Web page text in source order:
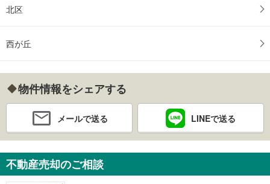
北区
西が丘
物件情報をシェアする
メールで送る LINEで送る
不動産売却のご相談